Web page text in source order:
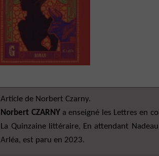
Article de Norbert Czarny.
Norbert CZARNY a enseigné les Lettres en
La Quinzaine littéraire, En attendant
Arléa, est paru en 2023.